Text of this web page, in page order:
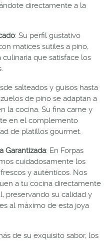
directamente a la
: Su perfil gustativo
matices sutiles a pino,
que satisface los
salteados y guisos hasta
de pino se adaptan a
la cocina. Su fina carne y
en el complemento
de platillos gourmet.
Garantizada: En Forpas
cuidadosamente los
y auténticos. Nos
a tu cocina directamente
preservando su calidad y
al máximo de esta joya
de su exquisito sabor, los